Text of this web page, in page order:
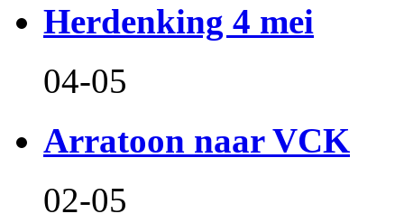
Herdenking 4 mei
04-05
Arratoon naar VCK
02-05